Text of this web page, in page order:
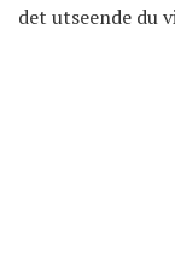
det utseende du